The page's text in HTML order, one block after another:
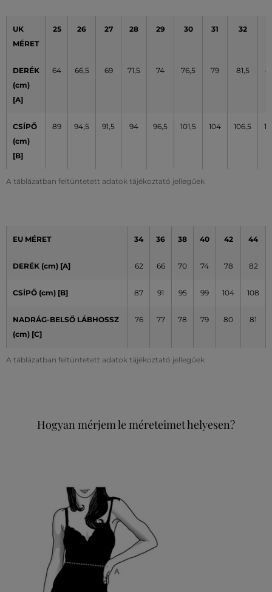
A táblázatban feltüntetett adatok tájékoztató jellegűek
UK
MÉRET
25 26 27 28 29 30 31 32
DERÉK
(cm)
[A]
64 66,5 69 71,5 74 76,5 79 81,5
CSÍPŐ
(cm)
[B]
89 94,5 91,5 94 96,5 101,5 104 106,5
A táblázatban feltüntetett adatok tájékoztató jellegűek
EU MÉRET 34 36 38 40 42 44
DERÉK (cm) [A] 62 66 70 74 78 82
CSÍPŐ (cm) [B] 87 91 95 99 104 108
NADRÁG-BELSŐ LÁBHOSSZ
(cm) [C]
76 77 78 79 80 81
Hogyan mérjem le méreteimet helyesen?